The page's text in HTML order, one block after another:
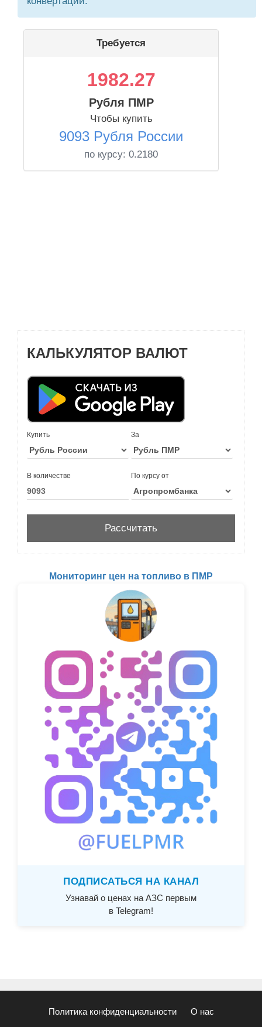
Требуется
1982.27
Рубля ПМР
Чтобы купить
9093 Рубля России
по курсу: 0.2180
КАЛЬКУЛЯТОР ВАЛЮТ
Купить За
В количестве По курсу от
Мониторинг цен на топливо в ПМР
ПОДПИСАТЬСЯ НА КАНАЛ
Узнавай о ценах на АЗС первым
в Telegram!
Политика конфиденциальности О нас